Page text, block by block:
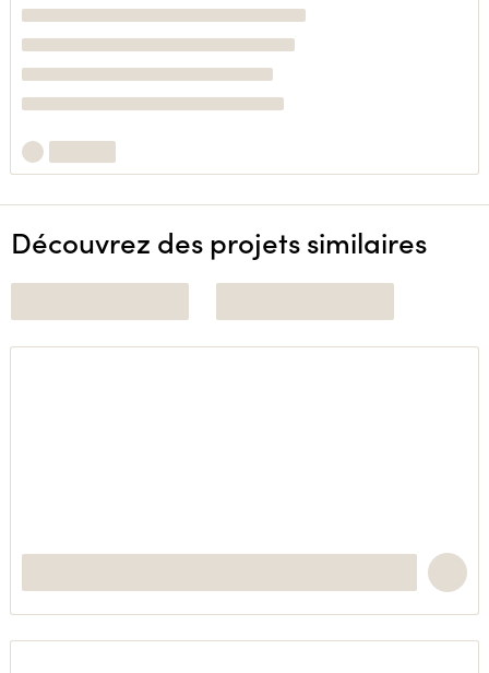
Découvrez des projets similaires